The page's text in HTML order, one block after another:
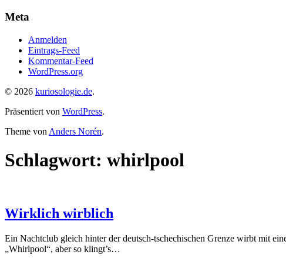
Meta
Anmelden
Eintrags-Feed
Kommentar-Feed
WordPress.org
© 2026 kuriosologie.de.
Präsentiert von WordPress.
Theme von Anders Norén.
Schlagwort: whirlpool
Wirklich wirblich
Ein Nachtclub gleich hinter der deutsch-tschechischen Grenze wirbt mit
„Whirlpool“, aber so klingt’s…